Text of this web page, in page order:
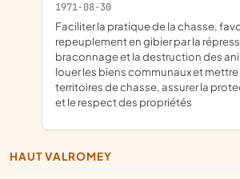
1971-08-30
faciliter la pratique de la chasse, favoriser le
repeuplement en gibier par la
braconnage et la destruction des
louer les biens communaux et
territoires de chasse, assurer la
et le respect des propriétés
HAUT VALROMEY